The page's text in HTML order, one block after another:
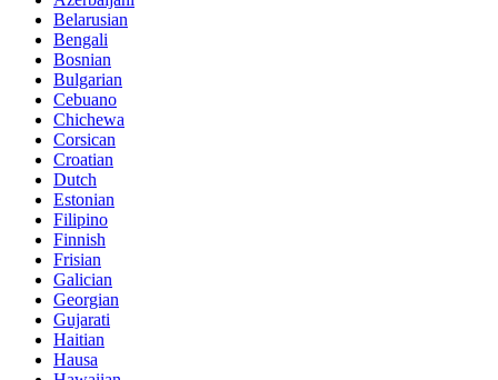
Belarusian
Bengali
Bosnian
Bulgarian
Cebuano
Chichewa
Corsican
Croatian
Dutch
Estonian
Filipino
Finnish
Frisian
Galician
Georgian
Gujarati
Haitian
Hausa